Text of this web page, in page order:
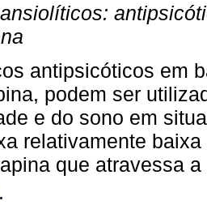
antipsicóticos em
podem ser
e do sono em
relativamente
que atravessa
.